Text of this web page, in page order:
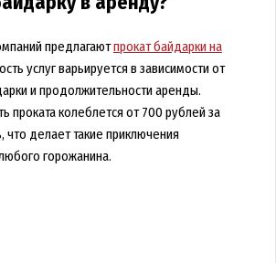
предлагаютпрокат байдарки на
услуг варьируется в зависимости от
и продолжительности аренды.
проката колеблется от 700 рублей за
что делает такие приключения
горожанина.